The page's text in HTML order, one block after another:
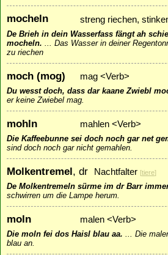
mocheln streng riechen,
De Brieh in dein Wasserfass fängt ah
mocheln.
Das Wasser in deiner
zu riechen
moch (mog) mag <Verb>
Du wesst doch, dass dar kaane Zwiebl
er keine Zwiebel mag.
mohln mahlen <Verb>
Die Kaffeebunne sei doch noch gar net
sind doch noch gar nicht gemahlen.
Molkentremel, dr Nachtfalter [tiere]
De Molkentremeln sürme im dr Barr
schwirren um die Lampe herum.
moln malen <Verb>
Die moln fei dos Haisl blau aa.
Die
blau an.